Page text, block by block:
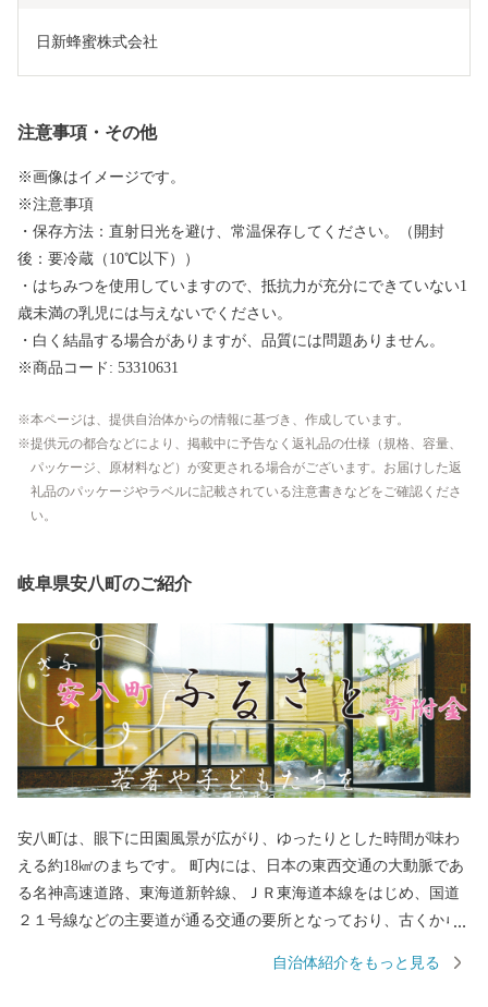
日新蜂蜜株式会社
注意事項・その他
※画像はイメージです。
※注意事項
・保存方法：直射日光を避け、常温保存してください。（開封
後：要冷蔵（10℃以下））
・はちみつを使用していますので、抵抗力が充分にできていない1
歳未満の乳児には与えないでください。
・白く結晶する場合がありますが、品質には問題ありません。
※商品コード: 53310631
本ページは、提供自治体からの情報に基づき、作成しています。
提供元の都合などにより、掲載中に予告なく返礼品の仕様（規格、容量、
パッケージ、原材料など）が変更される場合がございます。お届けした返
礼品のパッケージやラベルに記載されている注意書きなどをご確認くださ
い。
岐阜県安八町のご紹介
安八町は、眼下に田園風景が広がり、ゆったりとした時間が味わ
える約18㎢のまちです。 町内には、日本の東西交通の大動脈であ
る名神高速道路、東海道新幹線、ＪＲ東海道本線をはじめ、国道
２１号線などの主要道が通る交通の要所となっており、古くから
あります。 平成30には名神高速道路に直結する安八スマートイン
自治体紹介をもっと見る